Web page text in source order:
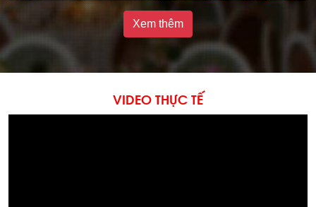
Xem thêm
VIDEO THỰC TẾ